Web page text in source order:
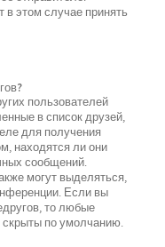
этом случае принять
пользователей
в список друзей,
для получения
находятся ли они
сообщений.
могут выделяться,
Если вы
то любые
по умолчанию.